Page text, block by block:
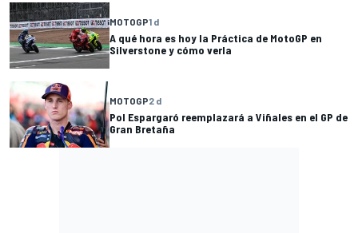
MOTOGP1 d
A qué hora es hoy la Práctica de MotoGP en
Silverstone y cómo verla
MOTOGP2 d
Pol Espargaró reemplazará a Viñales en el GP de
Gran Bretaña